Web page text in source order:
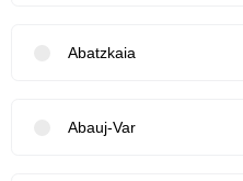
Abatzkaia
Abauj-Var